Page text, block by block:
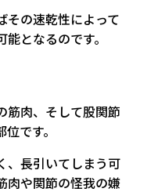
その速乾性によって
となるのです。
筋肉、そして股関節
です。
、長引いてしまう可
肉や関節の怪我の嫌